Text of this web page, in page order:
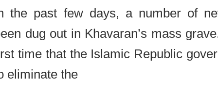
In the past few days, a number of
been dug out in Khavaran’s mass
first time that the Islamic Republic
to eliminate the